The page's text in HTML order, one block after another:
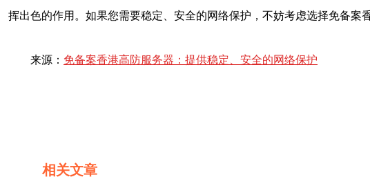
挥出色的作用。如果您需要稳定、安全的网络保护，不妨考虑选择免备案
来源： 免备案香港高防服务器：提供稳定、安全的网络保护
相关文章